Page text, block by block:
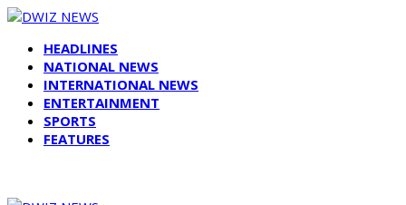
HEADLINES
NATIONAL NEWS
INTERNATIONAL NEWS
ENTERTAINMENT
SPORTS
FEATURES